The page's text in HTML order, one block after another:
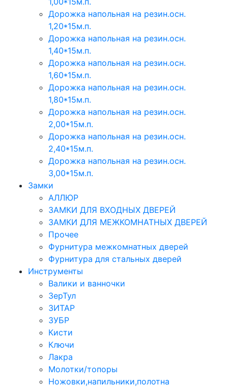
Дорожка напольная на резин.осн.
1,20*15м.п.
Дорожка напольная на резин.осн.
1,40*15м.п.
Дорожка напольная на резин.осн.
1,60*15м.п.
Дорожка напольная на резин.осн.
1,80*15м.п.
Дорожка напольная на резин.осн.
2,00*15м.п.
Дорожка напольная на резин.осн.
2,40*15м.п.
Дорожка напольная на резин.осн.
3,00*15м.п.
Замки
АЛЛЮР
ЗАМКИ ДЛЯ ВХОДНЫХ ДВЕРЕЙ
ЗАМКИ ДЛЯ МЕЖКОМНАТНЫХ ДВЕРЕЙ
Прочее
Фурнитура межкомнатных дверей
Фурнитура для стальных дверей
Инструменты
Валики и ванночки
ЗерТул
ЗИТАР
ЗУБР
Кисти
Ключи
Лакра
Молотки/топоры
Ножовки,напильники,полотна